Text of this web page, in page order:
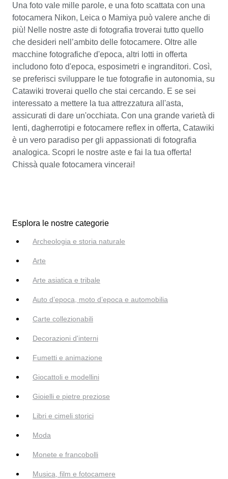
Una foto vale mille parole, e una foto scattata con una
fotocamera Nikon, Leica o Mamiya può valere anche di
più! Nelle nostre aste di fotografia troverai tutto quello
che desideri nell’ambito delle fotocamere. Oltre alle
macchine fotografiche d'epoca, altri lotti in offerta
includono foto d'epoca, esposimetri e ingranditori. Così,
se preferisci sviluppare le tue fotografie in autonomia, su
Catawiki troverai quello che stai cercando. E se sei
interessato a mettere la tua attrezzatura all'asta,
assicurati di dare un'occhiata. Con una grande varietà di
lenti, dagherrotipi e fotocamere reflex in offerta, Catawiki
è un vero paradiso per gli appassionati di fotografia
analogica. Scopri le nostre aste e fai la tua offerta!
Chissà quale fotocamera vincerai!
Esplora le nostre categorie
Archeologia e storia naturale
Arte
Arte asiatica e tribale
Auto d’epoca, moto d’epoca e automobilia
Carte collezionabili
Decorazioni d'interni
Fumetti e animazione
Giocattoli e modellini
Gioielli e pietre preziose
Libri e cimeli storici
Moda
Monete e francobolli
Musica, film e fotocamere